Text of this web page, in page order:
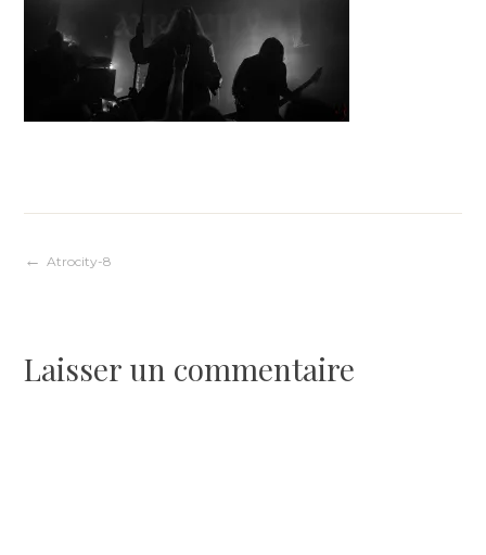
Navigation
l’article
Atrocity-8
Laisser un commentaire